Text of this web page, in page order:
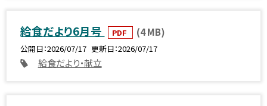
給食だより6月号 PDF (4 MB)
公開日 2026/07/17 更新日 2026/07/17
給食だより・献立